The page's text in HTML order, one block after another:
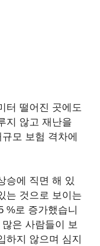
터 떨어진 곳에도
지 않고 재난을
모 보험 격차에
승에 직면 해 있
는 것으로 보이는
%로 증가했습니
은 사람들이 보
하지 않으며 심지